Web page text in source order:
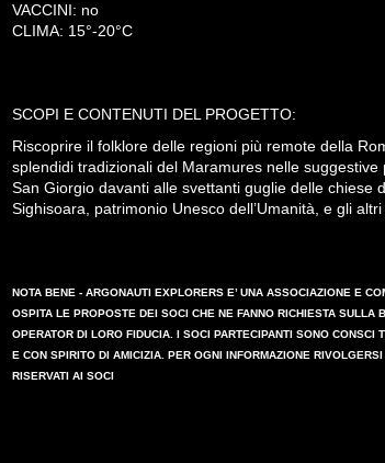
VACCINI: no
CLIMA: 15°-20°C
SCOPI E CONTENUTI DEL PROGETTO:
Riscoprire il folklore delle regioni più remote della
splendidi tradizionali del Maramures nelle
San Giorgio davanti alle svettanti guglie delle chiese
Sighisoara, patrimonio Unesco dell’Umanità, e gli
NOTA BENE - ARGONAUTI EXPLORERS E’ UNA ASSOCIAZIONE E
OSPITA LE PROPOSTE DEI SOCI CHE NE FANNO RICHIESTA
OPERATOR DI LORO FIDUCIA. I SOCI PARTECIPANTI SONO
E CON SPIRITO DI AMICIZIA. PER OGNI INFORMAZIONE
RISERVATI AI SOCI